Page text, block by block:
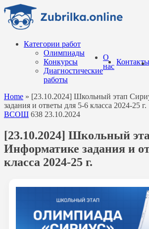
Перейти
содержанию
Категории работ
Олимпиады
Конкурсы
Диагностические
работы
О
нас
Home » [23.10.2024] Школьный этап
задания и ответы для 5-6 класса 2024-25 г.
ВСОШ 638 23.10.2024
[23.10.2024] Школьный
Информатике задания и
класса 2024-25 г.